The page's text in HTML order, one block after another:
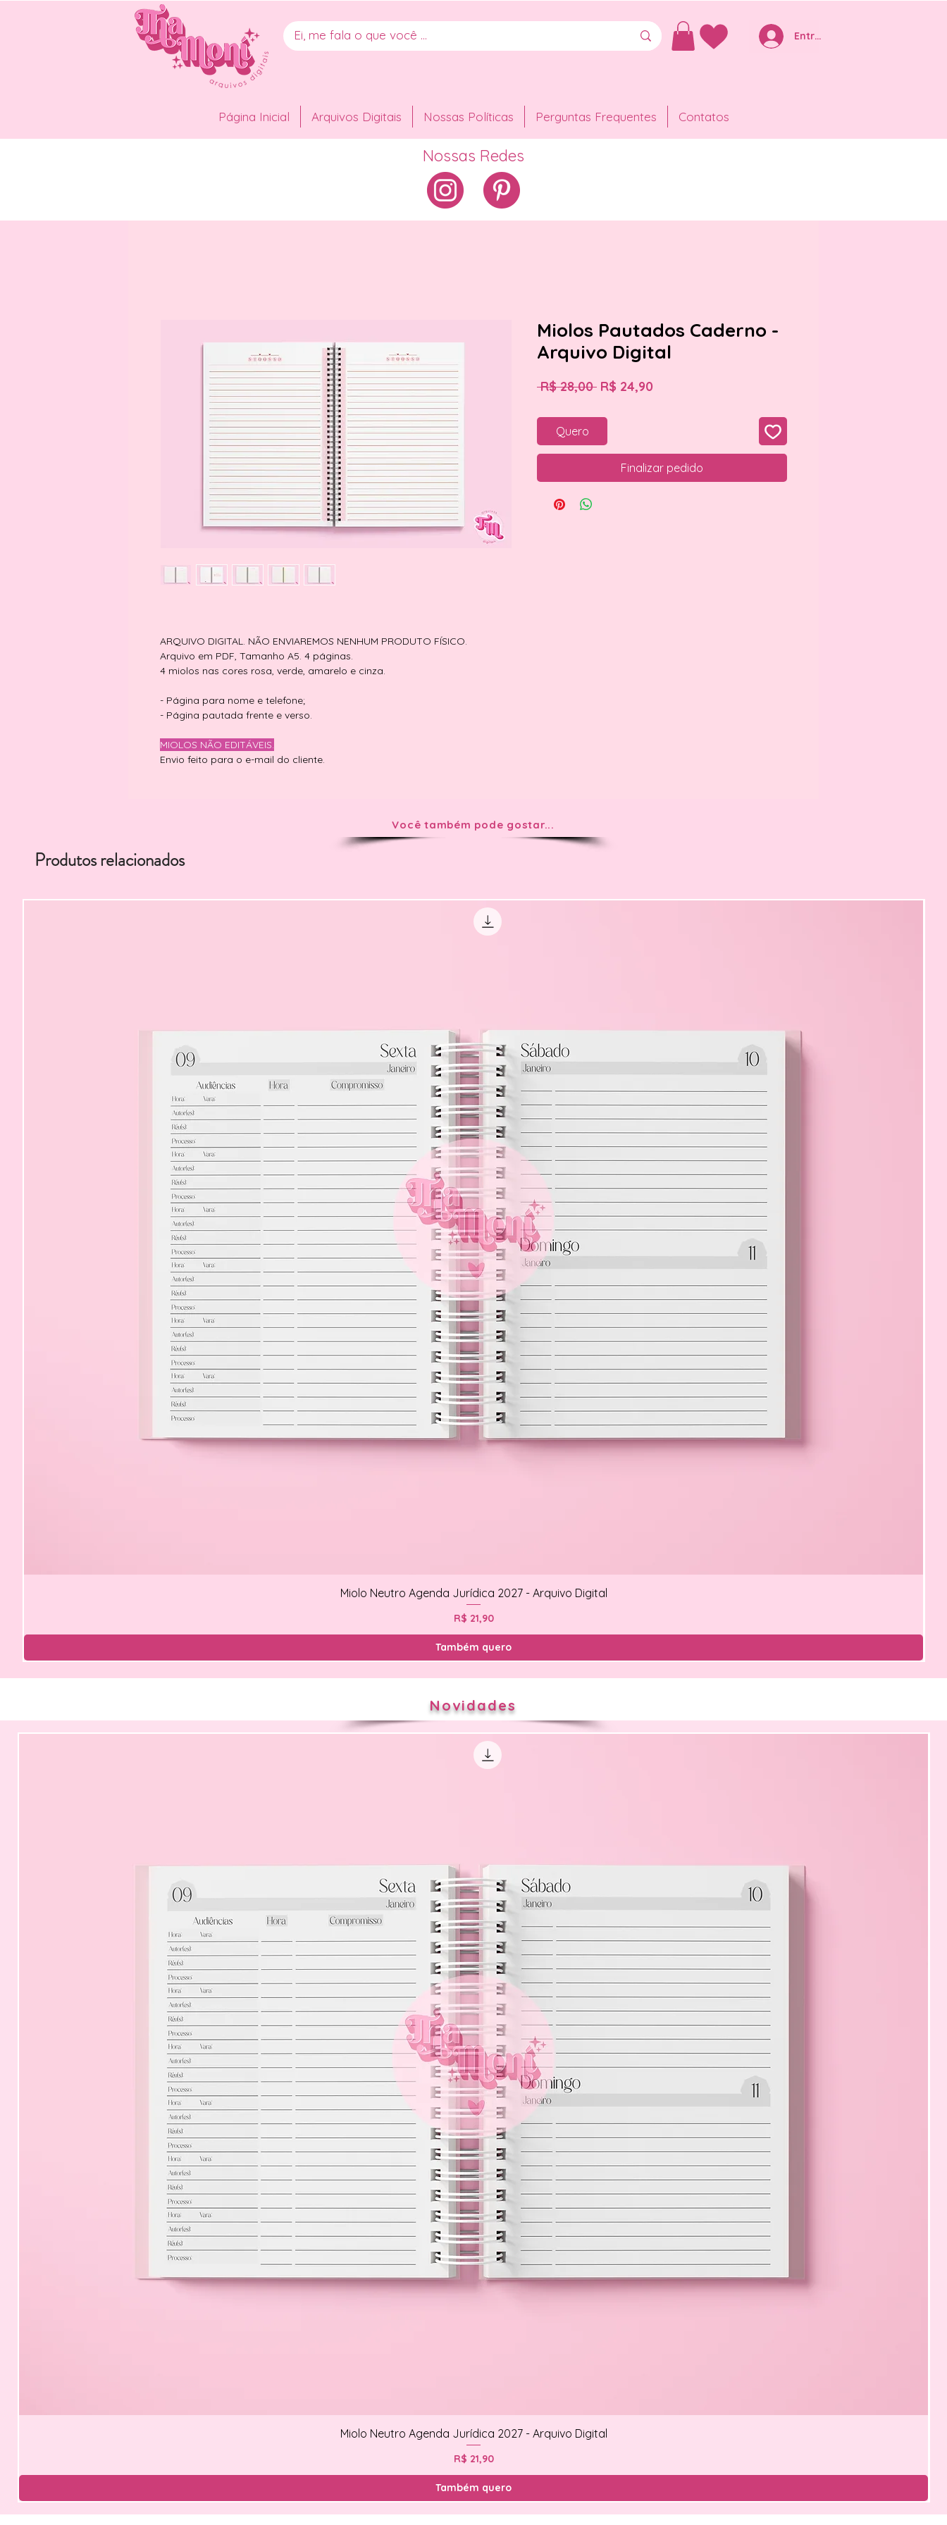
Entre ou Cadastre-se
Página Inicial Arquivos Digitais Nossas Políticas Perguntas Frequentes Contatos
Nossas Redes
ARQUIVO DIGITAL. NÃO ENVIAREMOS NENHUM PRODUTO FÍSICO.
Arquivo em PDF, Tamanho A5. 4 páginas.
4 miolos nas cores rosa, verde, amarelo e cinza.
- Página para nome e telefone;
- Página pautada frente e verso.
MIOLOS NÃO EDITÁVEIS.
Envio feito para o e-mail do cliente.
Miolos Pautados Caderno -
Arquivo Digital
R$ 28,00 Preço
R$ 24,90
Quero
Finalizar pedido
Você também pode gostar...
Produtos relacionados
Miolo Neutro Agenda Jurídica 2027 - Arquivo Digital
Preço
R$ 21,90
Também quero
Novidades
Miolo Neutro Agenda Jurídica 2027 - Arquivo Digital
Preço
R$ 21,90
Também quero